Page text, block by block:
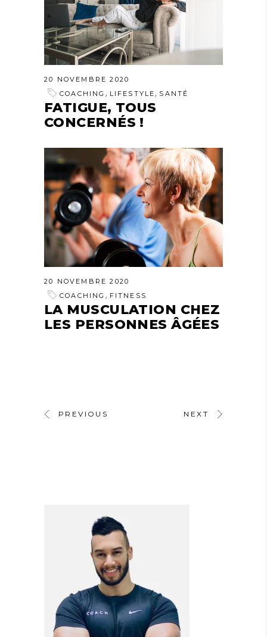
20 NOVEMBRE 2020
COACHING , LIFESTYLE, SANTÉ
FATIGUE, TOUS
CONCERNÉS !
20 NOVEMBRE 2020
COACHING , FITNESS
LA MUSCULATION CHEZ
LES PERSONNES ÂGÉES
PREVIOUS NEXT